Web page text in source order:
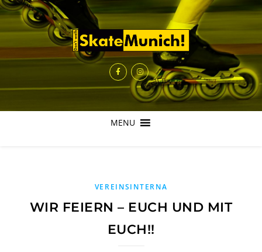
MENU
VEREINSINTERNA
WIR FEIERN – EUCH UND MIT
EUCH!!